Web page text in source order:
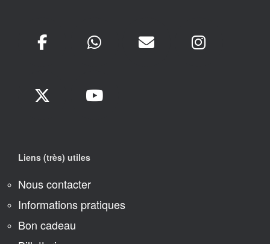
Liens (très) utiles
Nous contacter
Informations pratiques
Bon cadeau